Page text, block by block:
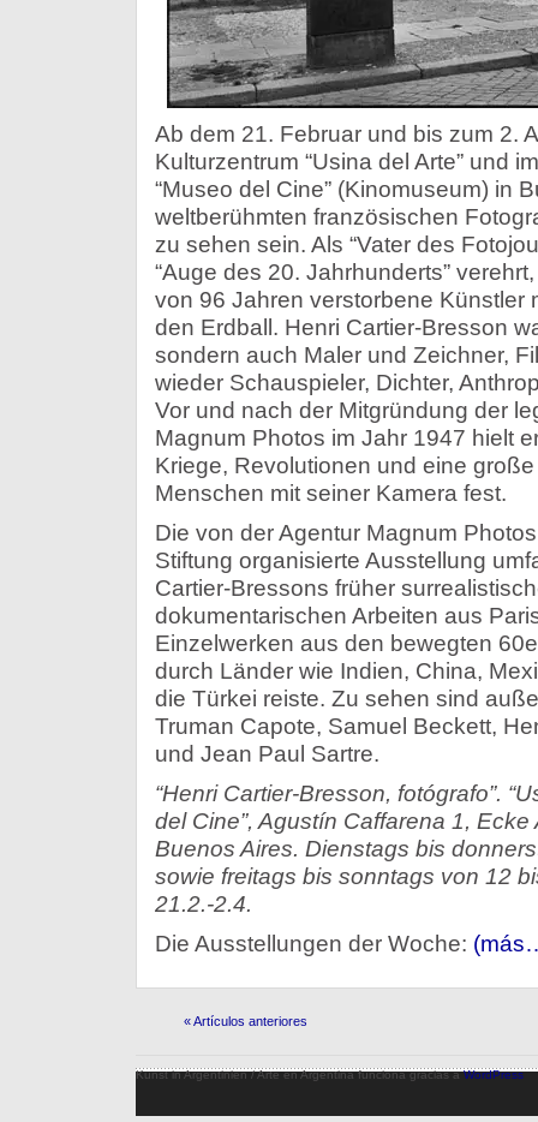
Ab dem 21. Februar und bis zum 2.
Kulturzentrum “Usina del Arte” und
“Museo del Cine” (Kinomuseum) in
weltberühmten französischen
zu sehen sein. Als “Vater des
“Auge des 20. Jahrhunderts”
von 96 Jahren verstorbene Künstler
den Erdball. Henri Cartier-Bresson
sondern auch Maler und Zeichner,
wieder Schauspieler, Dichter,
Vor und nach der Mitgründung der
Magnum Photos im Jahr 1947 hielt
Kriege, Revolutionen und eine
Menschen mit seiner Kamera fest.
Die von der Agentur Magnum
Stiftung organisierte Ausstellung
Cartier-Bressons früher
dokumentarischen Arbeiten aus
Einzelwerken aus den bewegten
durch Länder wie Indien, China,
die Türkei reiste. Zu sehen sind
Truman Capote, Samuel Beckett,
und Jean Paul Sartre.
“Henri Cartier-Bresson, fotógrafo”.
del Cine”, Agustín Caffarena 1,
Buenos Aires. Dienstags bis
sowie freitags bis sonntags von 12
21.2.-2.4.
Die Ausstellungen der Woche:
« Artículos anteriores
Kunst in Argentinien / Arte en Argentina funciona gracias aWordPress